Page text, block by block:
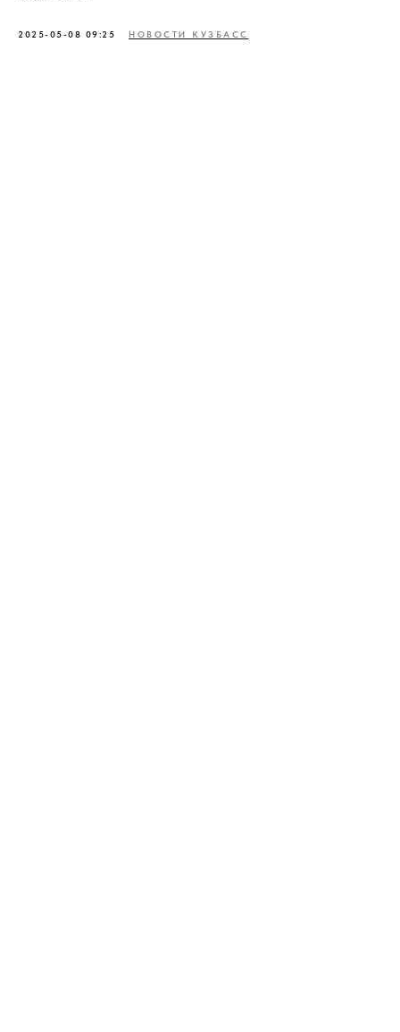
2025-05-08 09:25 НОВОСТИ КУЗБАСС